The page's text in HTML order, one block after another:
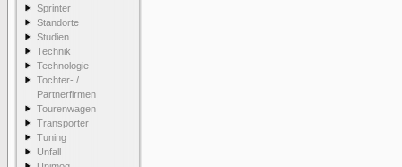
Sprinter
Standorte
Studien
Technik
Technologie
Tochter- /
Partnerfirmen
Tourenwagen
Transporter
Tuning
Unfall